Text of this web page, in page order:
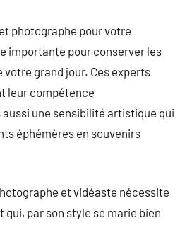
photographe pour votre
importante pour conserver les
grand jour. Ces experts
leur compétence
une sensibilité artistique qui
éphémères en souvenirs
et vidéaste nécessite
qui, par son style se marie bien